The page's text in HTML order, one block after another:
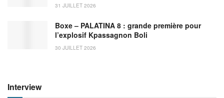
31 JUILLET 2026
Boxe – PALATINA 8 : grande première pour
l’explosif Kpassagnon Boli
30 JUILLET 2026
Interview